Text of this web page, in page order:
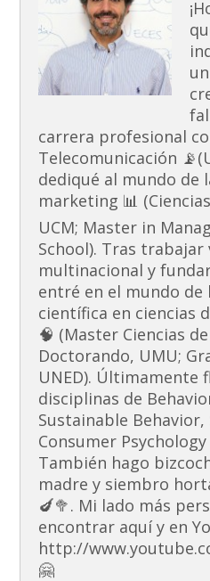
carrera profesional
Telecomunicación
dediqué al mundo de
marketing 📊
UCM; Master in
School). Tras trabajar
multinacional y
entré en el mundo de
científica en ciencias
🧠 (Master Ciencias
Doctorando, UMU;
UNED). Últimamente
disciplinas de
Sustainable Behavior,
Consumer
También hago
madre y siembro
🍆🥦. Mi lado más
encontrar aquí y en
http://
🤗